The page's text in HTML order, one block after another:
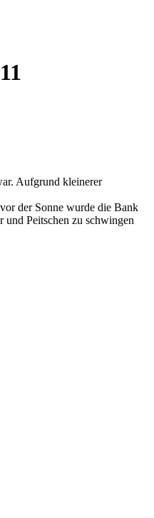
Aufgrund kleinerer
der Sonne wurde die Bank
und Peitschen zu schwingen